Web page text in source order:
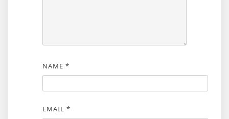
NAME *
EMAIL *